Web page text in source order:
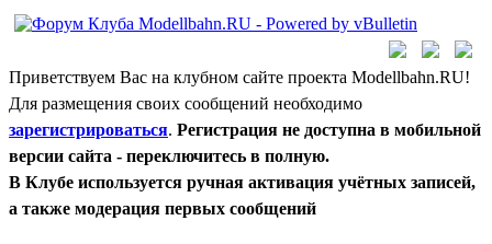
Приветствуем Вас на клубном сайте проекта Modellbahn.RU!
Для размещения своих сообщений необходимо
зарегистрироваться. Регистрация не доступна в мобильной
версии сайта - переключитесь в полную.
В Клубе используется ручная активация учётных записей,
а также модерация первых сообщений